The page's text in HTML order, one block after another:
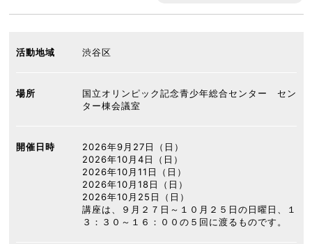
活動地域 渋谷区
場所
国立オリンピック記念青少年総合センター セン
ター棟会議室
開催日時
2026年9月27日（日）
2026年10月4日（日）
2026年10月11日（日）
2026年10月18日（日）
2026年10月25日（日）
講座は、９月２７日～１０月２５日の日曜日、１
３：３０～１６：００の５回に渡るものです。